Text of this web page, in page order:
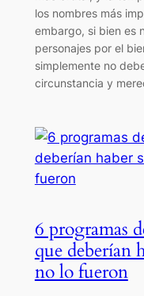
los nombres más
embargo, si bien es
personajes por el
simplemente no
circunstancia y
6 programas
que deberían
no lo fueron